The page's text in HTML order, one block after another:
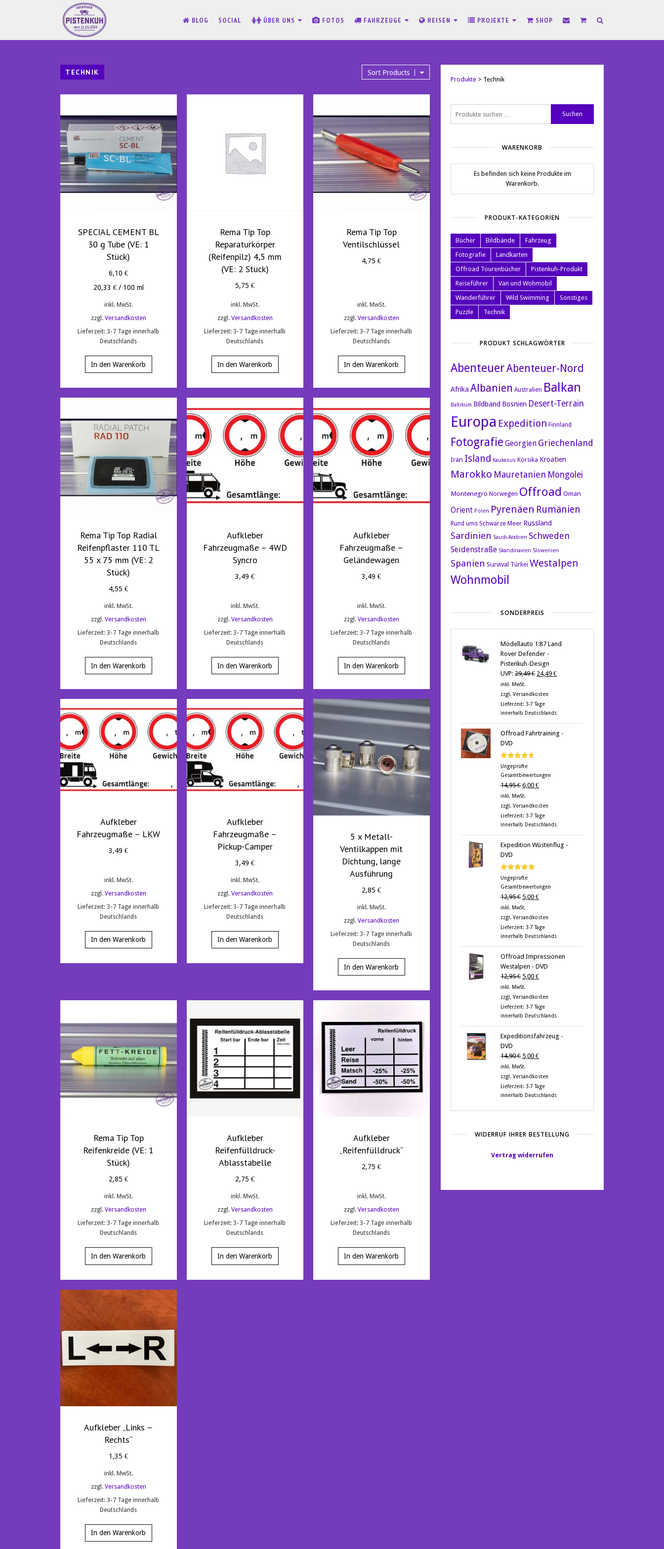
BLOG SOCIAL ÜBER UNS FOTOS FAHRZEUGE REISEN PROJEKTE SHOP
TECHNIK Sort Products
SPECIAL CEMENT BL
30 g Tube (VE: 1
Stück)
6,10€
20,33 €/ 100 ml
inkl. MwSt.
zzgl. Versandkosten
Lieferzeit:3-7 Tage innerhalb
Deutschlands
In den Warenkorb
Rema Tip Top
Reparaturkörper
(Reifenpilz) 4,5 mm
(VE: 2 Stück)
5,75€
inkl. MwSt.
zzgl. Versandkosten
Lieferzeit:3-7 Tage innerhalb
Deutschlands
In den Warenkorb
Rema Tip Top
Ventilschlüssel
4,75€
inkl. MwSt.
zzgl. Versandkosten
Lieferzeit:3-7 Tage innerhalb
Deutschlands
In den Warenkorb
Rema Tip Top Radial
Reifenpflaster 110 TL
55 x 75 mm (VE: 2
Stück)
4,55€
inkl. MwSt.
zzgl. Versandkosten
Lieferzeit:3-7 Tage innerhalb
Deutschlands
In den Warenkorb
Aufkleber
Fahrzeugmaße – 4WD
Syncro
3,49€
inkl. MwSt.
zzgl. Versandkosten
Lieferzeit:3-7 Tage innerhalb
Deutschlands
In den Warenkorb
Aufkleber
Fahrzeugmaße –
Geländewagen
3,49€
inkl. MwSt.
zzgl. Versandkosten
Lieferzeit:3-7 Tage innerhalb
Deutschlands
In den Warenkorb
Aufkleber
Fahrzeugmaße – LKW
3,49€
inkl. MwSt.
zzgl. Versandkosten
Lieferzeit:3-7 Tage innerhalb
Deutschlands
In den Warenkorb
Aufkleber
Fahrzeugmaße –
Pickup-Camper
3,49€
inkl. MwSt.
zzgl. Versandkosten
Lieferzeit:3-7 Tage innerhalb
Deutschlands
In den Warenkorb
5 x Metall-
Ventilkappen mit
Dichtung, lange
Ausführung
2,85€
inkl. MwSt.
zzgl. Versandkosten
Lieferzeit:3-7 Tage innerhalb
Deutschlands
In den Warenkorb
Rema Tip Top
Reifenkreide (VE: 1
Stück)
2,85€
inkl. MwSt.
zzgl. Versandkosten
Lieferzeit:3-7 Tage innerhalb
Deutschlands
In den Warenkorb
Aufkleber
Reifenfülldruck-
Ablasstabelle
2,75€
inkl. MwSt.
zzgl. Versandkosten
Lieferzeit:3-7 Tage innerhalb
Deutschlands
In den Warenkorb
Aufkleber
„Reifenfülldruck“
2,75€
inkl. MwSt.
zzgl. Versandkosten
Lieferzeit:3-7 Tage innerhalb
Deutschlands
In den Warenkorb
Aufkleber „Links –
Rechts“
1,35€
inkl. MwSt.
zzgl. Versandkosten
Lieferzeit:3-7 Tage innerhalb
Deutschlands
In den Warenkorb
Produkte > Technik
nach:
Suchen
WARENKORB
Es befinden sich keine Produkte im
Warenkorb.
PRODUKT-KATEGORIEN
Bücher Bildbände
Fahrzeug
Fotografie
Landkarten
Offroad Tourenbücher
Pistenkuh-Produkt
Reiseführer
Van und Wohmobil
Wanderführer
Wild Swimming
Sonstiges
Puzzle
Technik
PRODUKT SCHLAGWÖRTER
AbenteuerAbenteuer-Nord
Afrika Albanien Australien Balkan
Baltikum Bildband Bosnien Desert-Terrain
Europa Expedition Finnland
Fotografie Georgien Griechenland
Iran Island Kaukasus Korsika Kroatien
Marokko Mauretanien Mongolei
Montenegro Norwegen Offroad Oman
Orient Polen Pyrenäen Rumänien
Rund ums Schwarze Meer Russland
Sardinien Saudi-Arabien Schweden
Seidenstraße Skandinavien Slowenien
Spanien Survival Türkei Westalpen
Wohnmobil
SONDERPREIS
Modellauto 1:87 Land
Rover Defender -
Pistenkuh-Design
UVP: 29,49€ Ursprünglicher
war:
29,49 €
24,49 €Aktueller
inkl. MwSt.
zzgl. Versandkosten
Lieferzeit: 3-7 Tage
innerhalb Deutschlands
Offroad Fahrtraining -
DVD
Bewertet
mit 4.60
von 5
Ungeprüfte
Gesamtbewertungen
14,95€ Ursprünglicher
Preis
war:
14,95 €
6,00 €Aktueller
ist:
6,00 €.
inkl. MwSt.
zzgl. Versandkosten
Lieferzeit: 3-7 Tage
innerhalb Deutschlands
Expedition Wüstenflug -
DVD
Bewertet
mit 5.00
von 5
Ungeprüfte
Gesamtbewertungen
12,95€ Ursprünglicher
Preis
war:
12,95 €
5,00 €Aktueller
ist:
5,00 €.
inkl. MwSt.
zzgl. Versandkosten
Lieferzeit: 3-7 Tage
innerhalb Deutschlands
Offroad Impressionen
Westalpen - DVD
12,95€ Ursprünglicher
Preis
war:
12,95 €
5,00 €Aktueller
ist:
5,00 €.
inkl. MwSt.
zzgl. Versandkosten
Lieferzeit: 3-7 Tage
innerhalb Deutschlands
Expeditionsfahrzeug -
DVD
14,90€ Ursprünglicher
Preis
war:
14,90 €
5,00 €Aktueller
ist:
5,00 €.
inkl. MwSt.
zzgl. Versandkosten
Lieferzeit: 3-7 Tage
innerhalb Deutschlands
WIDERRUF IHRER BESTELLUNG
Vertrag widerrufen